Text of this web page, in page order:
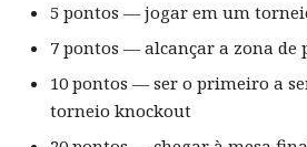
5 pontos — jogar em um
7 pontos — alcançar a zona de
10 pontos — ser o primeiro a
torneio knockout